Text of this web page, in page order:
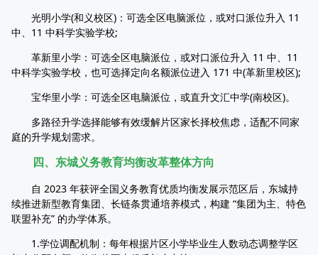
光明小学(和义校区)：可选全区电脑派位，或对口派位升入 11
中、11 中科学实验学校;
革新里小学：可选全区电脑派位，或对口派位升入 11 中、11
中科学实验学校，也可选择定向名额派位进入 171 中(革新里校区);
宝华里小学：可选全区电脑派位，或直升文汇中学(南校区)。
多路径升学选择能够有效缓解片区家长择校焦虑，适配不同家
庭的升学规划需求。
四、东城义务教育均衡改革整体方向
自 2023 年获评全国义务教育优质均衡发展示范区后，东城持
续推进新型教育集团、长链条贯通培养模式，构建 “集团为主、特色
联盟补充” 的办学体系。
1.学位调配机制：每年根据片区小学毕业生人数动态调整学区